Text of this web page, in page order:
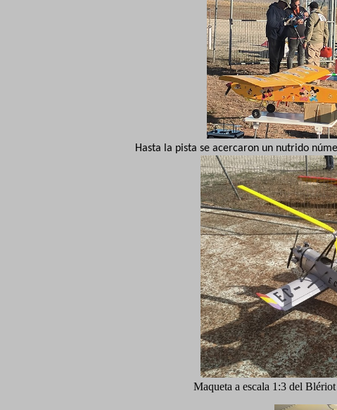
Hasta la pista se acercaron un nutrido
Maqueta a escala 1:3 del